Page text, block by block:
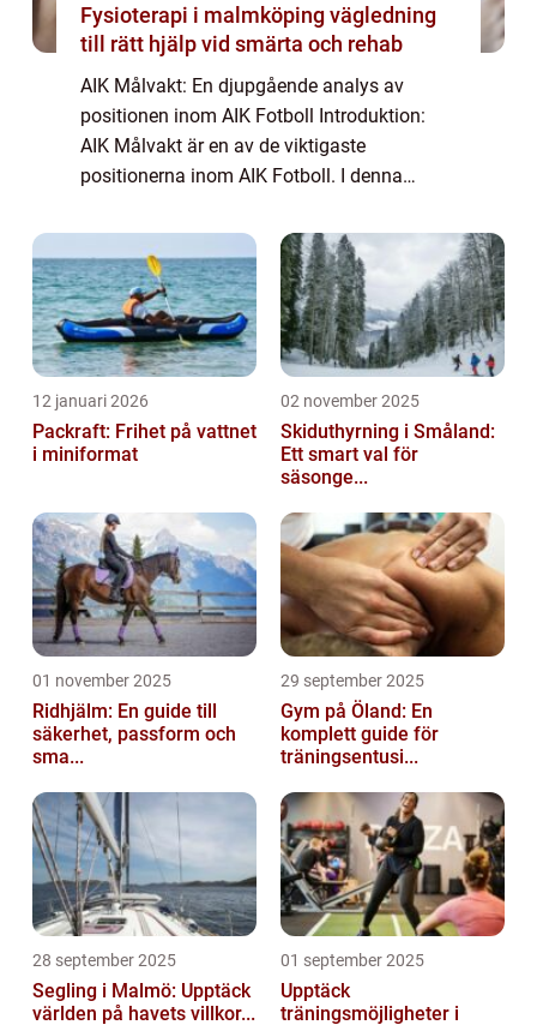
Fysioterapi i malmköping vägledning
till rätt hjälp vid smärta och rehab
AIK Målvakt: En djupgående analys av
positionen inom AIK Fotboll Introduktion:
AIK Målvakt är en av de viktigaste
positionerna inom AIK Fotboll. I denna
av vad AIK Målvakt innebär, vilka typer av
målvakte...
12 januari 2026
Packraft: Frihet på vattnet
i miniformat
02 november 2025
Skiduthyrning i Småland:
Ett smart val för
säsonge...
01 november 2025
Ridhjälm: En guide till
säkerhet, passform och
sma...
29 september 2025
Gym på Öland: En
komplett guide för
träningsentusi...
28 september 2025
Segling i Malmö: Upptäck
världen på havets villkor...
01 september 2025
Upptäck
träningsmöjligheter i